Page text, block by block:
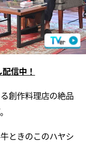
信中！
創作料理店の絶品
ときのこのハヤシ